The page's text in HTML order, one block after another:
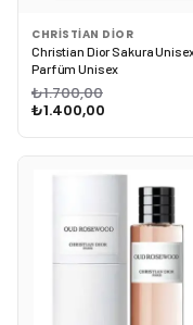
CHRISTIAN DIOR
Christian Dior Sakura
Parfüm Unisex
₺1.700,00
₺1.400,00